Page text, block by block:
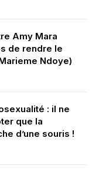
Amy Mara
de rendre le
Ndoye)
: il ne
que la
d’une souris !